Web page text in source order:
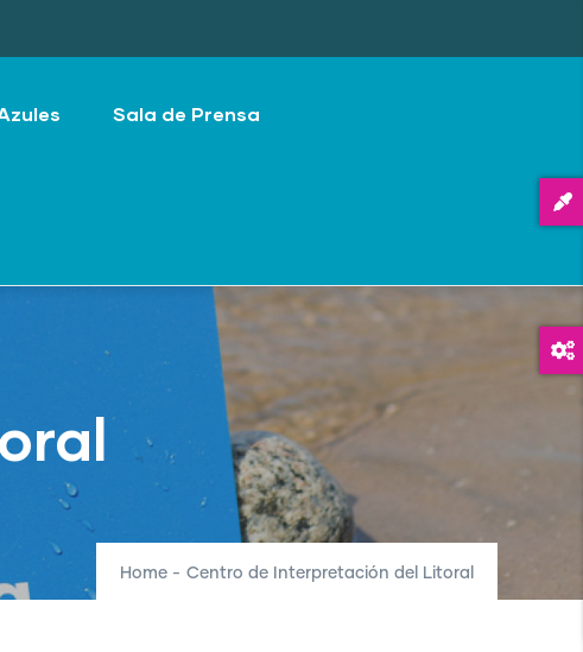
Sala de Prensa
Home - Centro de Interpretación del Litoral